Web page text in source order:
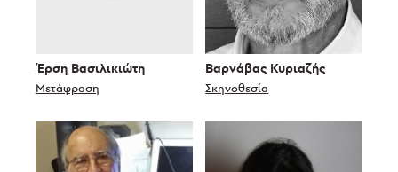
Έρση Βασιλικιώτη
Μετάφραση
Βαρνάβας Κυριαζής
Σκηνοθεσία